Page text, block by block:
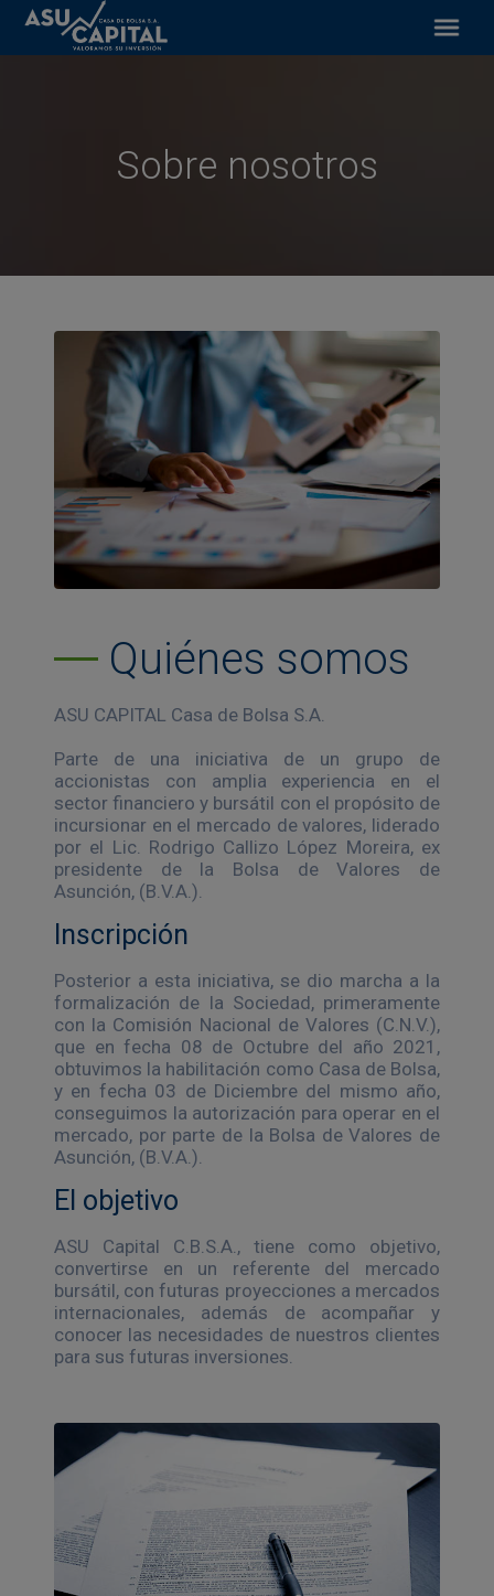
Artículos
Sobre nosotros
Quiénes somos
ASU CAPITAL Casa de Bolsa S.A.
Parte de una iniciativa de un grupo de
accionistas con amplia experiencia en el
sector financiero y bursátil con el propósito de
incursionar en el mercado de valores, liderado
por el Lic. Rodrigo Callizo López Moreira, ex
presidente de la Bolsa de Valores de
Asunción, (B.V.A.).
Inscripción
Posterior a esta iniciativa, se dio marcha a la
formalización de la Sociedad, primeramente
con la Comisión Nacional de Valores (C.N.V.),
que en fecha 08 de Octubre del año 2021,
obtuvimos la habilitación como Casa de Bolsa,
y en fecha 03 de Diciembre del mismo año,
conseguimos la autorización para operar en el
mercado, por parte de la Bolsa de Valores de
Asunción, (B.V.A.).
El objetivo
ASU Capital C.B.S.A., tiene como objetivo,
convertirse en un referente del mercado
bursátil, con futuras proyecciones a mercados
internacionales, además de acompañar y
conocer las necesidades de nuestros clientes
para sus futuras inversiones.